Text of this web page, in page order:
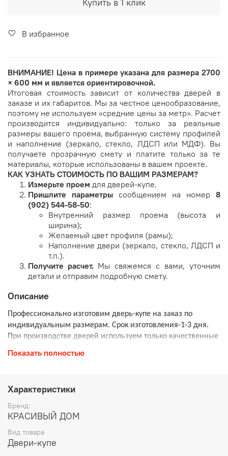
Купить в 1 клик
В избранное
ВНИМАНИЕ! Цена в примере указана для размера 2700
× 600 мм и является ориентировочной.
Итоговая стоимость зависит от количества дверей в
заказе и их габаритов. Мы за честное ценообразование,
поэтому не используем «средние цены за метр». Расчет
производится индивидуально: только за реальные
размеры вашего проема, выбранную систему профилей
и наполнение (зеркало, стекло, ЛДСП или МДФ). Вы
получаете прозрачную смету и платите только за те
материалы, которые использованы в вашем проекте.
КАК УЗНАТЬ СТОИМОСТЬ ПО ВАШИМ РАЗМЕРАМ?
Измерьте проем для дверей-купе.
Пришлите параметры сообщением на номер 8
(902) 544-58-50:
Внутренний размер проема (высота и
ширина);
Желаемый цвет профиля (рамы);
Наполнение двери (зеркало, стекло, ЛДСП и
т.п.).
Получите расчет. Мы свяжемся с вами, уточним
детали и отправим подробную смету.
Описание
Профессионально изготовим дверь-купе на заказ по
индивидуальным размерам. Срок изготовления-1-3 дня.
При производстве дверей используем только качественные
Зеркала Mirox MNGE (Бельгия)
формальдегида исключено из производства, а содержание
свинца в краске, защищающей серебряное покрытие
уменьшено до минимальных показателей,
устойчивы к коррозии, чем обычные.
Показать полностью
Характеристики
Бренд:
КРАСИВЫЙ ДОМ
Вид товара
Двери-купе